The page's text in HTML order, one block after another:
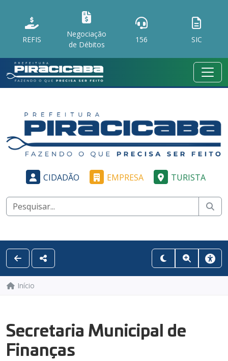
REFIS
Negociação
de Débitos
156 SIC
CIDADÃO EMPRESA TURISTA
Início
Secretaria Municipal de
Finanças